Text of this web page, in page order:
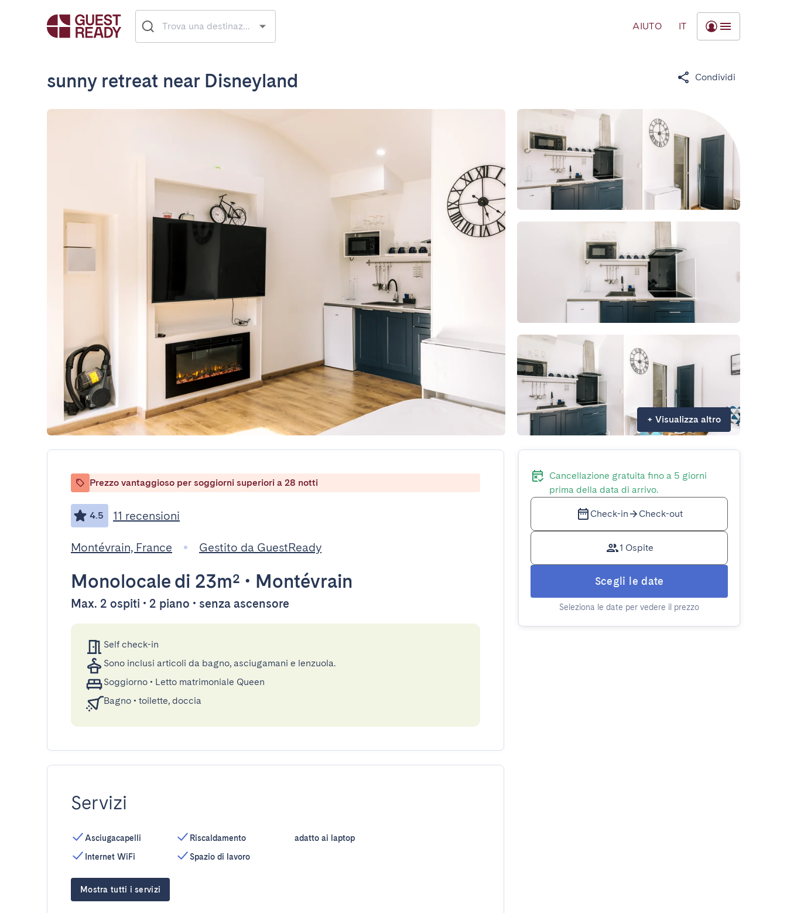
AIUTO IT
sunny retreat near Disneyland Condividi
+ Visualizza altro
Prezzo vantaggioso per soggiorni superiori a 28 notti
4.5 11 recensioni
Montévrain, France Gestito da GuestReady
Monolocale di 23m² • Montévrain
Max. 2 ospiti • 2 piano • senza ascensore
Self check-in
Sono inclusi articoli da bagno, asciugamani e lenzuola.
Soggiorno • Letto matrimoniale Queen
Bagno • toilette, doccia
Servizi
Asciugacapelli
Internet WiFi
Riscaldamento
Spazio di lavoro
adatto ai laptop
Mostra tutti i servizi
Cancellazione gratuita fino a 5 giorni
prima della data di arrivo.
Check-in Check-out
1 Ospite
Scegli le date
Seleziona le date per vedere il prezzo